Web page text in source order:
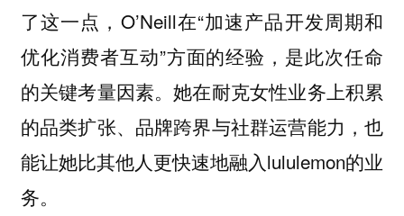
了这一点，O’Neill在“加速产品开发周期和
优化消费者互动”方面的经验，是此次任命
的关键考量因素。她在耐克女性业务上积累
的品类扩张、品牌跨界与社群运营能力，也
能让她比其他人更快速地融入lululemon的业
务。